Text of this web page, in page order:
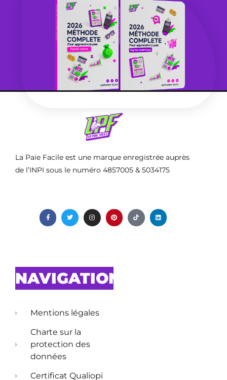
La Paie Facile est une marque enregistrée auprès
de l’INPI sous le numéro 4857005 & 5034175
NAVIGATION
Mentions légales
Charte sur la
protection des
données
Certificat Qualiopi